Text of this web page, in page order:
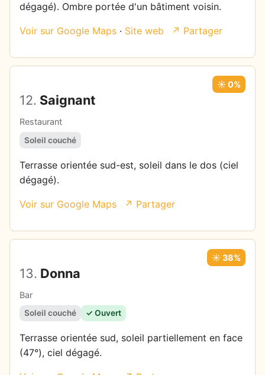
dégagé). Ombre portée d'un bâtiment voisin.
Voir sur Google Maps · Site web ↗ Partager
12. Saignant
Restaurant
☀️ 0%
Soleil couché
Terrasse orientée sud-est, soleil dans le dos (ciel
dégagé).
Voir sur Google Maps ↗ Partager
13. Donna
Bar
☀️ 38%
Soleil couché ✓ Ouvert
Terrasse orientée sud, soleil partiellement en face
(47°), ciel dégagé.